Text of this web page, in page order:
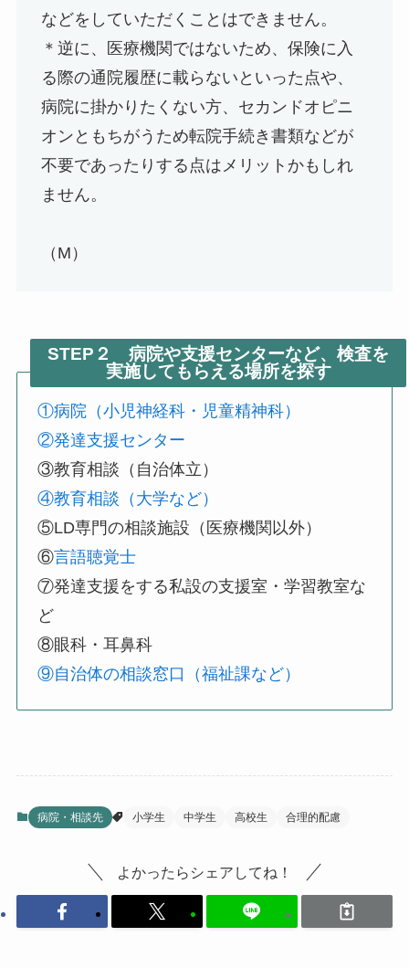
などをしていただくことはできません。
＊逆に、医療機関ではないため、保険に入
る際の通院履歴に載らないといった点や、
病院に掛かりたくない方、セカンドオピニ
オンともちがうため転院手続き書類などが
不要であったりする点はメリットかもしれ
ません。
（M）
STEP２病院や支援センターなど、検査を
実施してもらえる場所を探す
①病院（小児神経科・児童精神科）
②発達支援センター
③教育相談（自治体立）
④教育相談（大学など）
⑤LD専門の相談施設（医療機関以外）
⑥言語聴覚士
⑦発達支援をする私設の支援室・学習教室な
ど
⑧眼科・耳鼻科
⑨自治体の相談窓口（福祉課など）
病院・相談先 小学生 中学生 高校生 合理的配慮
よかったらシェアしてね！